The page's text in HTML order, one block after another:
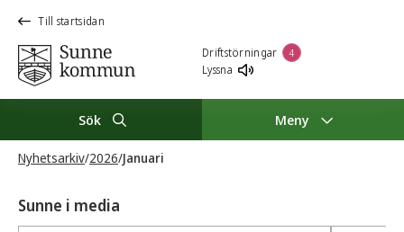
Till startsidan
Driftstörningar 4
Lyssna
Sök Meny
Nyhetsarkiv/2026/Januari
Sunne i media